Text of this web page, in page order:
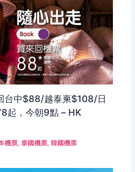
台中$88/越泰柬$108/日
起，今朝9點 – HK
機票,泰國機票,韓國機票